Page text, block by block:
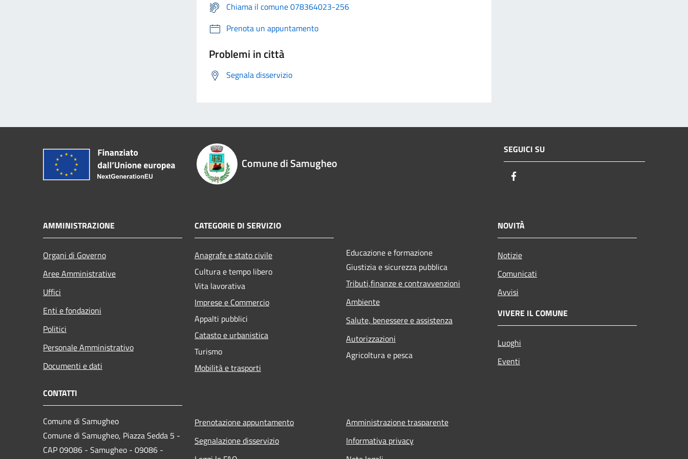
Chiama il comune 078364023-256
Prenota un appuntamento
Problemi in città
Segnala disservizio
Comune di Samugheo
SEGUICI SU
AMMINISTRAZIONE
Organi di Governo
Aree Amministrative
Uffici
Enti e fondazioni
Politici
Personale Amministrativo
Documenti e dati
CATEGORIE DI SERVIZIO
Anagrafe e stato civile
Cultura e tempo libero
Vita lavorativa
Imprese e Commercio
Appalti pubblici
Catasto e urbanistica
Turismo
Mobilità e trasporti
Educazione e formazione
Giustizia e sicurezza pubblica
Tributi,finanze e contravvenzioni
Ambiente
Salute, benessere e assistenza
Autorizzazioni
Agricoltura e pesca
NOVITÀ
Notizie
Comunicati
Avvisi
VIVERE IL COMUNE
Luoghi
Eventi
CONTATTI
Comune di Samugheo
Comune di Samugheo, Piazza Sedda 5 -
CAP 09086 - Samugheo - 09086 -
Prenotazione appuntamento
Segnalazione disservizio
Amministrazione trasparente
Informativa privacy